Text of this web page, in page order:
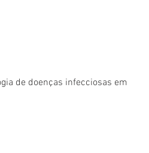
de doenças infecciosas em